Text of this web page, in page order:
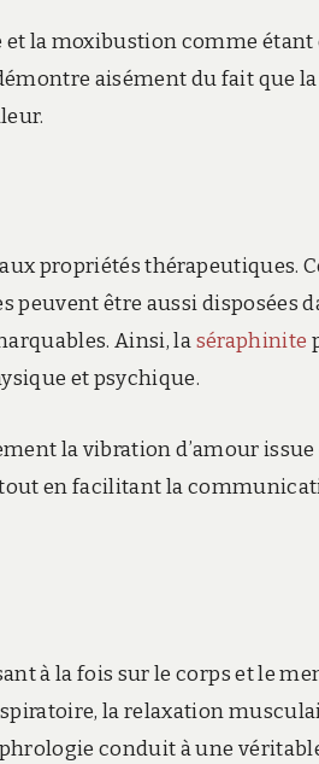
la moxibustion comme étant
aisément du fait que
propriétés thérapeutiques.
être aussi disposées
Ainsi, laséraphinite
et psychique.
la vibration d’amour issue
en facilitant la
à la fois sur le corps et le
la relaxation
conduit à une